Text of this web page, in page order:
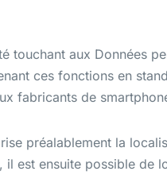
touchant aux Données
ces fonctions en
fabricants de
préalablement la
il est ensuite possible de